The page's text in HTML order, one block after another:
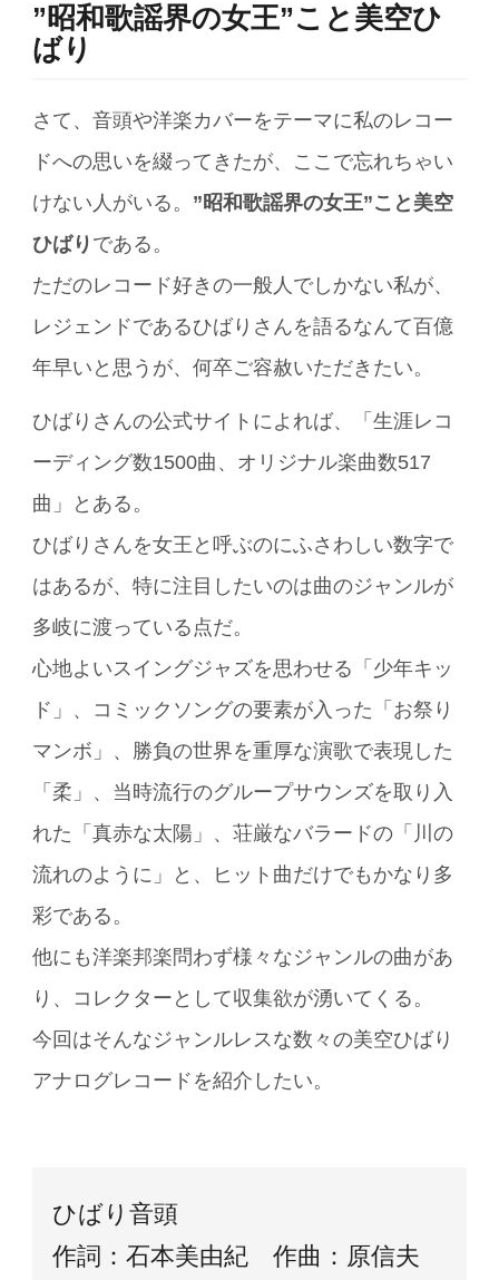
”昭和歌謡界の女王”こと美空ひ
ばり
さて、音頭や洋楽カバーをテーマに私のレコー
ドへの思いを綴ってきたが、ここで忘れちゃい
けない人がいる。 ”昭和歌謡界の女王”こと美空
ひばり である。
ただのレコード好きの一般人でしかない私が、
レジェンドであるひばりさんを語るなんて百億
年早いと思うが、何卒ご容赦いただきたい。
ひばりさんの公式サイトによれば、「生涯レコ
ーディング数1500曲、オリジナル楽曲数517
曲」とある。
ひばりさんを女王と呼ぶのにふさわしい数字で
はあるが、特に注目したいのは曲のジャンルが
多岐に渡っている点だ。
心地よいスイングジャズを思わせる「少年キッ
ド」、コミックソングの要素が入った「お祭り
マンボ」、勝負の世界を重厚な演歌で表現した
「柔」、当時流行のグループサウンズを取り入
れた「真赤な太陽」、荘厳なバラードの「川の
流れのように」と、ヒット曲だけでもかなり多
彩である。
他にも洋楽邦楽問わず様々なジャンルの曲があ
り、コレクターとして収集欲が湧いてくる。
今回はそんなジャンルレスな数々の美空ひばり
アナログレコードを紹介したい。
ひばり音頭
作詞：石本美由紀 作曲：原信夫